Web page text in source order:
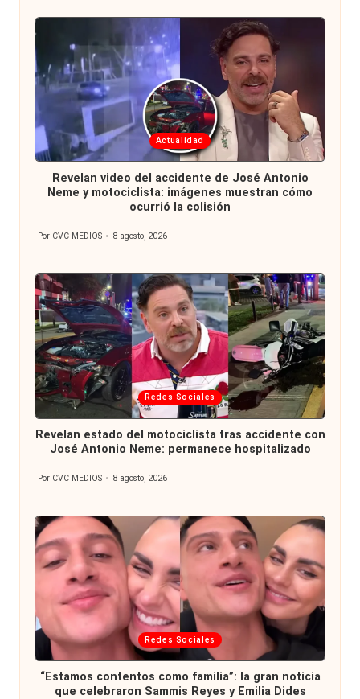
Publicada
en
Actualidad
Revelan video del accidente de José Antonio
Neme y motociclista: imágenes muestran cómo
ocurrió la colisión
Publicado
Por CVC MEDIOS 8 agosto, 2026
Publicada
en
Redes Sociales
Revelan estado del motociclista tras accidente con
José Antonio Neme: permanece hospitalizado
Publicado
Por CVC MEDIOS 8 agosto, 2026
Publicada
en
Redes Sociales
“Estamos contentos como familia”: la gran noticia
que celebraron Sammis Reyes y Emilia Dides